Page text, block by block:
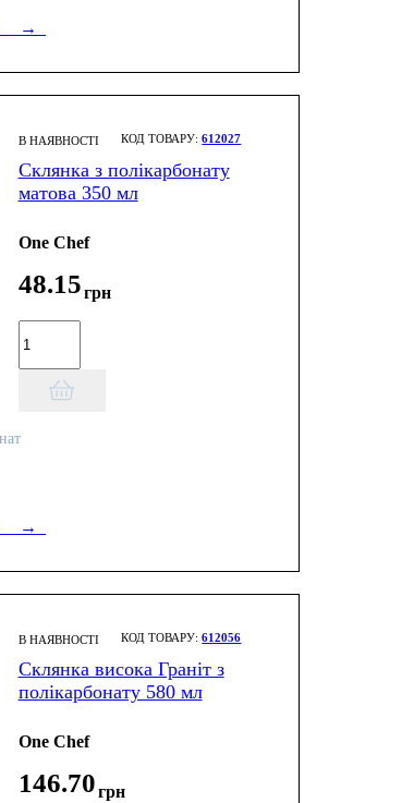
→
В НАЯВНОСТІ 612027
Склянка з полікарбонату
матова 350 мл
One Chef
48.15грн
→
В НАЯВНОСТІ 612056
Склянка висока Граніт з
полікарбонату 580 мл
One Chef
146.70грн